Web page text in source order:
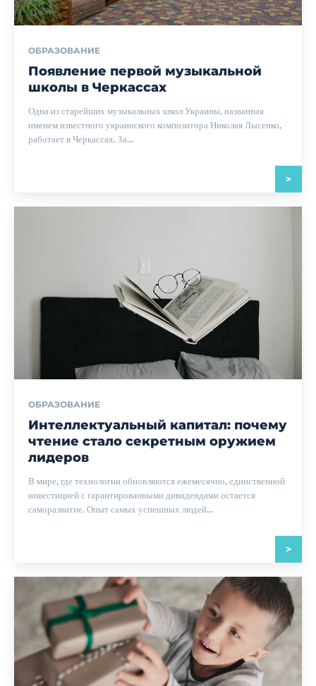
ОБРАЗОВАНИЕ
Появление первой музыкальной
школы в Черкассах
Одна из старейших музыкальных школ Украины, названная
именем известного украинского композитора Николая Лысенко,
работает в Черкассах. За...
>
ОБРАЗОВАНИЕ
Интеллектуальный капитал: почему
чтение стало секретным оружием
лидеров
В мире, где технологии обновляются ежемесячно, единственной
инвестицией с гарантированными дивидендами остается
саморазвитие. Опыт самых успешных людей...
>